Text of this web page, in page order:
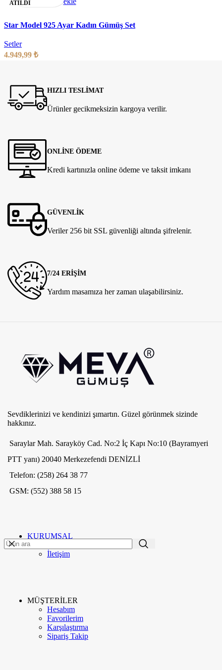
ATILDI
Star Model 925 Ayar Kadın Gümüş Set
Setler
4.949,99 ₺
HIZLI TESLİMAT
Ürünler gecikmeksizin kargoya verilir.
ONLİNE ÖDEME
Kredi kartınızla online ödeme ve taksit imkanı
GÜVENLİK
Veriler 256 bit SSL güvenliği altında şifrelenir.
7/24 ERİŞİM
Yardım masamıza her zaman ulaşabilirsiniz.
Sevdiklerinizi ve kendinizi şımartın. Güzel görünmek sizinde
hakkınız.
Saraylar Mah. Sarayköy Cad. No:2 İç Kapı No:10 (Bayramyeri
PTT yanı) 20040 Merkezefendi DENİZLİ
Telefon: (258) 264 38 77
GSM: (552) 388 58 15
KURUMSAL
İletişim
MÜŞTERİLER
Hesabım
Favorilerim
Karşılaştırma
Sipariş Takip
Hakkımızda
İletişim
Google Değerlendirme
Meva Instagram